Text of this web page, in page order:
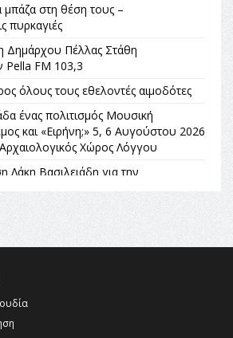
μπάζα στη θέση τους –
πυρκαγιές
Δημάρχου Πέλλας Στάθη
Pella FM 103,3
όλους τους εθελοντές αιμοδότες
ένας πολιτισμός Μουσική
και «Ειρήνη;» 5, 6 Αυγούστου 2026
Χώρος Λόγγου
Λάκη Βασιλειάδη για την
«Σε τέτοιες κορυφαίες
υπάρχει μόνο η ευθύνη απέναντι
του ΠΑΟΚ στον δεύτερο γύρο του
στον Κατάλογο Παγκόσμιας
– Ομόφωνη η απόφαση Ο
ως φυσικό και πολιτιστικό
αξίας για την